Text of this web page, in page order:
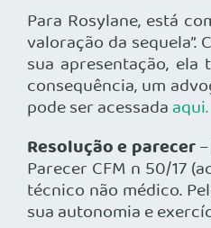
Para Rosylane, está
valoração da
sua apresentação,
consequência, um
pode ser acessadaaqui.
Resolução e parecer–
Parecer CFM n 50/17
técnico não médico.
sua autonomia e